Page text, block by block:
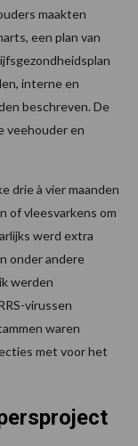
maakten
een plan van
interne en
beschreven. De
veehouder en
drie à vier maanden
of vleesvarkens om
werd extra
onder andere
werden
virussen
waren
met voor het